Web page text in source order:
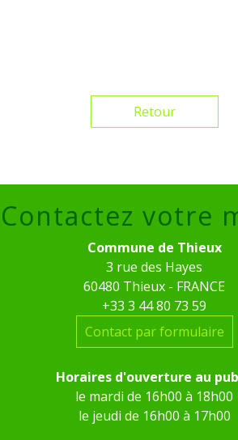
Retour
Contactez votre
Commune de Thieux
3 rue des Hayes
60480 Thieux - FRANCE
+33 3 44 80 73 59
Contact par formulaire
Horaires d'ouverture au
le mardi de 16h00 à 18h00
le jeudi de 16h00 à 17h00